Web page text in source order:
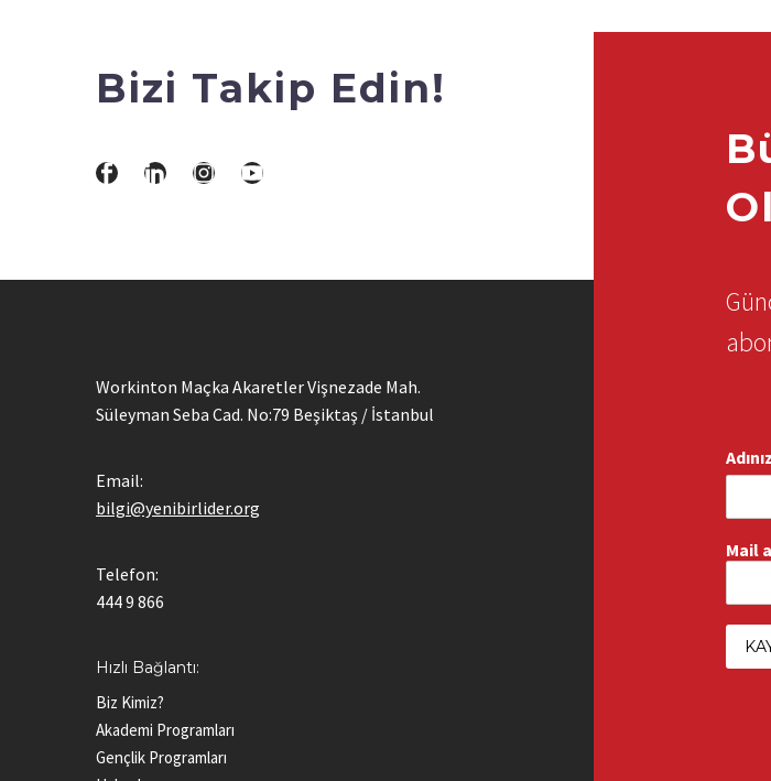
Bizi Takip Edin!
Workinton Maçka Akaretler Vişnezade Mah.
Süleyman Seba Cad. No:79 Beşiktaş / İstanbul
Email:
bilgi@yenibirlider.org
Telefon:
444 9 866
Hızlı Bağlantı:
Biz Kimiz?
Akademi Programları
Gençlik Programları
Mail